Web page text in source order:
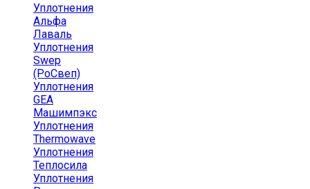
Уплотнения
Альфа
Лаваль
Уплотнения
Swep
(РоСвеп)
Уплотнения
GEA
Машимпэкс
Уплотнения
Thermowave
Уплотнения
Теплосила
Уплотнения